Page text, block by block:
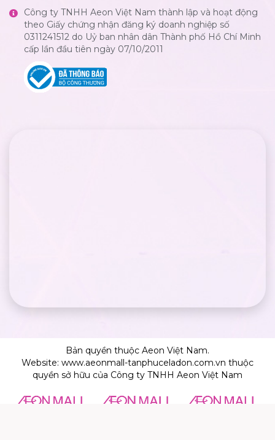
Công ty TNHH Aeon Việt Nam thành lập và hoạt động
theo Giấy chứng nhận đăng ký doanh nghiệp số
0311241512 do Uỷ ban nhân dân Thành phố Hồ Chí Minh
cấp lần đầu tiên ngày 07/10/2011
Bản quyền thuộc Aeon Việt Nam.
Website: www.aeonmall-tanphuceladon.com.vn thuộc
quyền sở hữu của Công ty TNHH Aeon Việt Nam